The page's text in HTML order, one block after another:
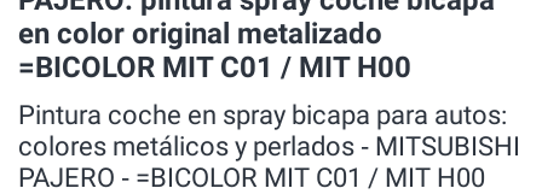
en color original metalizado
=BICOLOR MIT C01 / MIT H00
Pintura coche en spray bicapa para autos:
colores metálicos y perlados ‐ MITSUBISHI
PAJERO ‐ =BICOLOR MIT C01 / MIT H00